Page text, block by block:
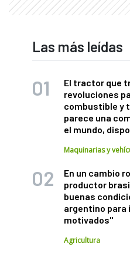
Las más leídas
El tractor que
revoluciones
combustible y
parece una
el mundo,
Maquinarias y
En un cambio
productor
buenas
argentino para
motivados"
Agricultura